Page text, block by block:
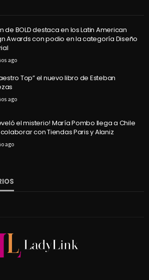
de BOLD destaca en los Latin American
Awards con podio en la categoría Diseño
ago
Top” el nuevo libro de Esteban
ago
el misterio! María Pombo llega a Chile
con Tiendas Paris y Alaniz
ago